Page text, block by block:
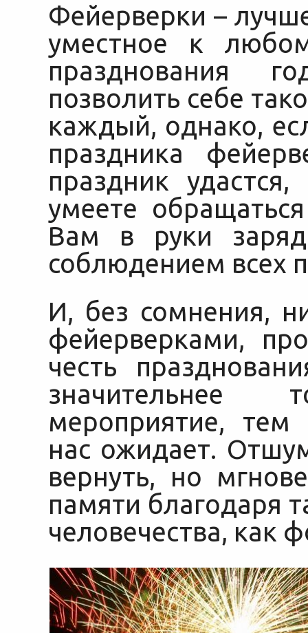
Фейерверки –
уместное к
празднования
позволить себе
каждый, однако,
праздника
праздник
умеете
Вам в руки
соблюдением всех
И, без сомнения,
фейерверками,
честь
значительнее
мероприятие, тем
нас ожидает.
вернуть, но
памяти благодаря
человечества, как